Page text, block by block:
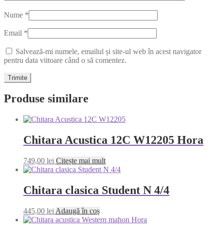
Nume *
Email *
Salvează-mi numele, emailul și site-ul web în acest navigator
pentru data viitoare când o să comentez.
Produse similare
Chitara Acustica 12C W12205 Hora
749,00 lei Citește mai mult
Chitara clasica Student N 4/4
445,00 lei Adaugă în coș